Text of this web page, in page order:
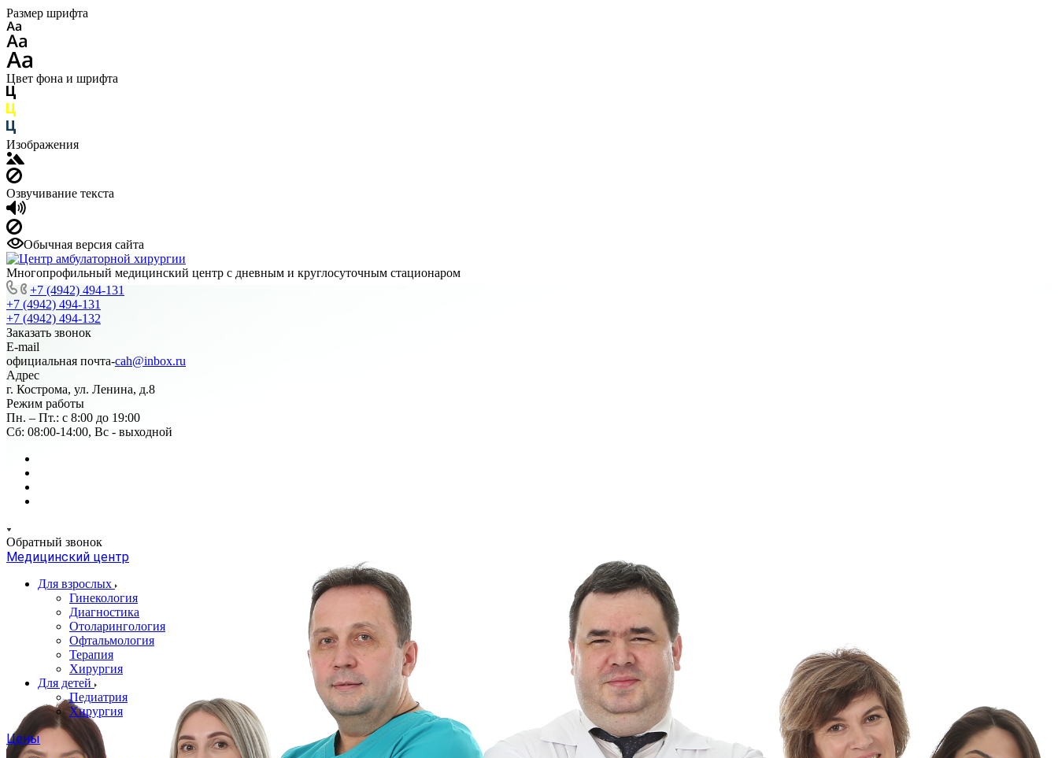
Размер шрифта
Цвет фона и шрифта
Изображения
Озвучивание текста
Обычная версия сайта
Многопрофильный медицинский центр с дневным и круглосуточным стационаром
+7 (4942) 494-131
+7 (4942) 494-131
+7 (4942) 494-132
Заказать звонок
E-mail
официальная почта-cah@inbox.ru
Адрес
г. Кострома, ул. Ленина, д.8
Режим работы
Пн. – Пт.: с 8:00 до 19:00
Сб: 08:00-14:00, Вс - выходной
Обратный звонок
Медицинский центр
Для взрослых
Гинекология
Диагностика
Отоларингология
Офтальмология
Терапия
Хирургия
Для детей
Педиатрия
Хирургия
Цены